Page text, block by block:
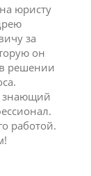
юристу
за
он
решении
знающий
работой.